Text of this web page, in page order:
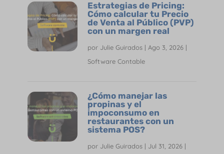
Estrategias de Pricing:
Cómo calcular tu Precio
de Venta al Público (PVP)
con un margen real
por Julie Guirados| Ago 3, 2026|
Software Contable
¿Cómo manejar las
propinas y el
impoconsumo en
restaurantes con un
sistema POS?
por Julie Guirados| Jul 31, 2026|